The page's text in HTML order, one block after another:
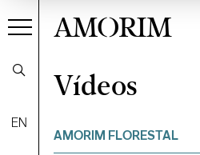
EN
AMORIM
VídeosFiltrar
Vídeos
AMORIM FLORESTAL